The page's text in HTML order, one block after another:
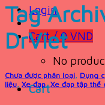
Login
Cart /0VND
No
Cart
Tag
DrViet
Chưa được phân loại, Dụng
liệu, Xe đạp,Xe đạp tập thể